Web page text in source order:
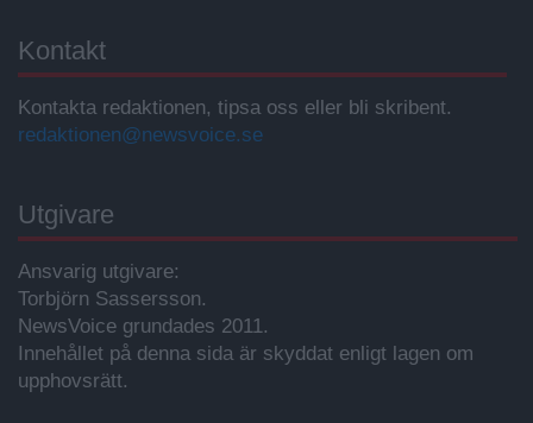
Kontakt
Kontakta redaktionen, tipsa oss eller bli skribent.
redaktionen@newsvoice.se
Utgivare
Ansvarig utgivare:
Torbjörn Sassersson.
NewsVoice grundades 2011.
Innehållet på denna sida är skyddat enligt lagen om
upphovsrätt.